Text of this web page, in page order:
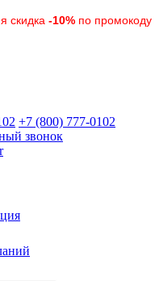
скидка -10% по промокоду
+7 (800) 777-0102
звонок